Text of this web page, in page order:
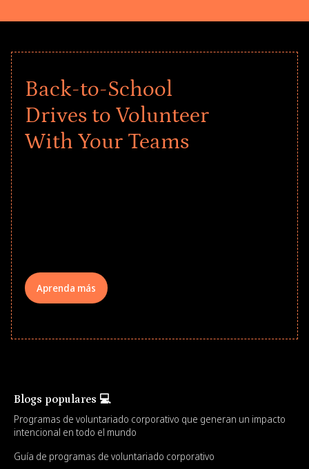
Back-to-School
Drives to Volunteer
With Your Teams
Aprenda más
Blogs populares 💻
Programas de voluntariado corporativo que generan un impacto
intencional en todo el mundo
Guía de programas de voluntariado corporativo